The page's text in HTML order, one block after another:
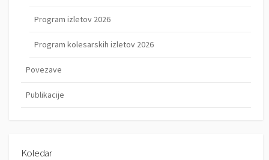
Program izletov 2026
Program kolesarskih izletov 2026
Povezave
Publikacije
Koledar